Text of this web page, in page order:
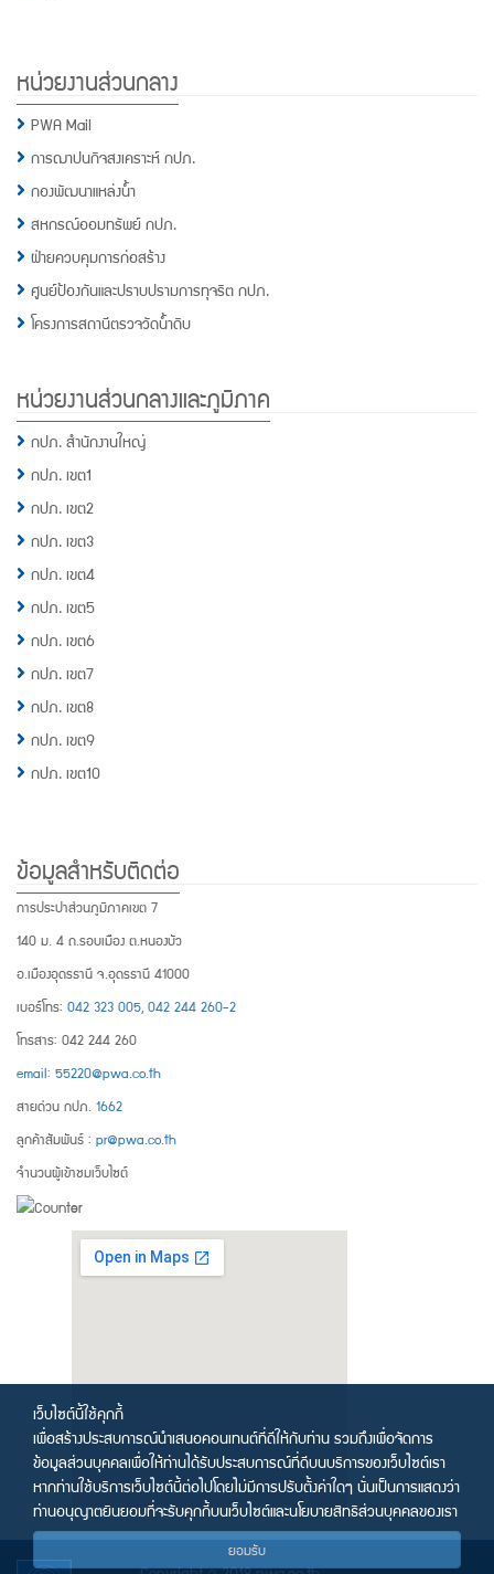
หน่วยงานส่วนกลาง
PWA Mail
การฌาปนกิจสงเคราะห์ กปภ.
กองพัฒนาแหล่งน้ำ
สหกรณ์ออมทรัพย์ กปภ.
ฝ่ายควบคุมการก่อสร้าง
ศูนย์ป้องกันและปราบปรามการทุจริต กปภ.
โครงการสถานีตรวจวัดน้ำดิบ
หน่วยงานส่วนกลางและภูมิภาค
กปภ. สำนักงานใหญ่
กปภ. เขต1
กปภ. เขต2
กปภ. เขต3
กปภ. เขต4
กปภ. เขต5
กปภ. เขต6
กปภ. เขต7
กปภ. เขต8
กปภ. เขต9
กปภ. เขต10
ข้อมูลสำหรับติดต่อ
การประปาส่วนภูมิภาคเขต 7
140 ม. 4 ถ.รอบเมือง ต.หนองบัว
อ.เมืองอุดรธานี จ.อุดรธานี 41000
เบอร์โทร: 042 323 005,042 244 260-2
โทรสาร: 042 244 260
email: 55220@pwa.co.th
สายด่วน กปภ. 1662
ลูกค้าสัมพันธ์ : pr@pwa.co.th
จำนวนผู้เข้าชมเว็บไซต์
เว็บไซต์นี้ใช้คุกกี้
เพื่อสร้างประสบการณ์นำเสนอคอนเทนต์ที่ดีให้กับท่าน รวมถึงเพื่อจัดการ
ข้อมูลส่วนบุคคลเพื่อให้ท่านได้รับประสบการณ์ที่ดีบนบริการของเว็บไซต์เรา
หากท่านใช้บริการเว็บไซต์นี้ต่อไปโดยไม่มีการปรับตั้งค่าใดๆ นั่นเป็นการแสดงว่า
ท่านอนุญาตยินยอมที่จะรับคุกกี้บนเว็บไซต์และนโยบายสิทธิส่วนบุคคลของเรา
ยอมรับ